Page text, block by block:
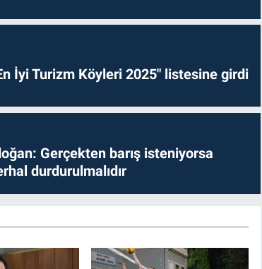
İyi Turizm Köyleri 2025" listesine girdi
Gerçekten barış isteniyorsa
durdurulmalıdır